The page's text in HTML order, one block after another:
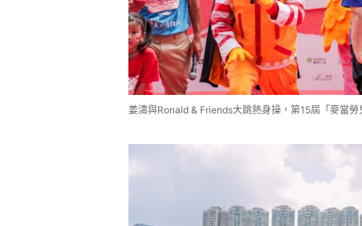
姜濤與Ronald & Friends大跳熱身操，第15屆「麥當